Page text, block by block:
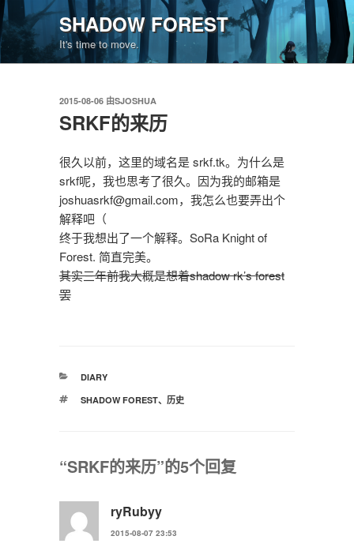
跳
至
内
容
SHADOW FOREST
It's time to move.
发
布
于
2015-08-06由SJOSHUA
SRKF的来历
很久以前，这里的域名是 srkf.tk。为什么是
srkf呢，我也思考了很久。因为我的邮箱是
joshuasrkf@gmail.com，我怎么也要弄出个
解释吧（
终于我想出了一个解释。SoRa Knight of
Forest. 简直完美。
其实三年前我大概是想着shadow rk’s forest
罢
分
DIARY
标
SHADOW FOREST、历史
“SRKF的来历”的5个回复
ryRubyy
2015-08-07 23:53